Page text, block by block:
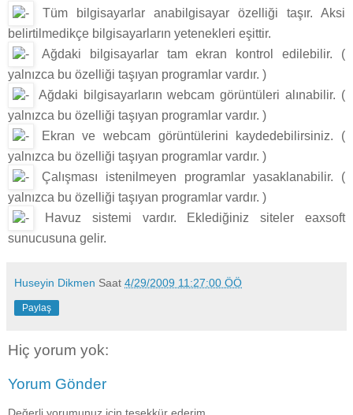
Tüm bilgisayarlar anabilgisayar özelliği taşır. Aksi
belirtilmedikçe bilgisayarların yetenekleri eşittir.
Ağdaki bilgisayarlar tam ekran kontrol edilebilir. (
yalnızca bu özelliği taşıyan programlar vardır. )
Ağdaki bilgisayarların webcam görüntüleri alınabilir. (
yalnızca bu özelliği taşıyan programlar vardır. )
Ekran ve webcam görüntülerini kaydedebilirsiniz. (
yalnızca bu özelliği taşıyan programlar vardır. )
Çalışması istenilmeyen programlar yasaklanabilir. (
yalnızca bu özelliği taşıyan programlar vardır. )
Havuz sistemi vardır. Eklediğiniz siteler eaxsoft
sunucusuna gelir.
Huseyin Dikmen Saat 4/29/2009 11:27:00 ÖÖ
Paylaş
Hiç yorum yok:
Yorum Gönder